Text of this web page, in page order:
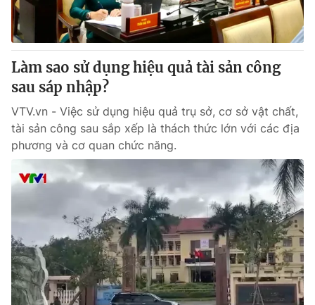
VTV4 Vươn mình bằng AI
VTV8
Liên hệ tòa soạn English
THỜI BÁO VTV
Theo dõi báo trên
Cơ quan chủ quản:Đài Truyền hình Việt Nam
Cơ quan báo chí:
Thời báo VTV
Làm sao sử dụng hiệu quả tài sản công
sau sáp nhập?
VTV.vn - Việc sử dụng hiệu quả trụ sở, cơ sở vật chất,
tài sản công sau sắp xếp là thách thức lớn với các địa
phương và cơ quan chức năng.